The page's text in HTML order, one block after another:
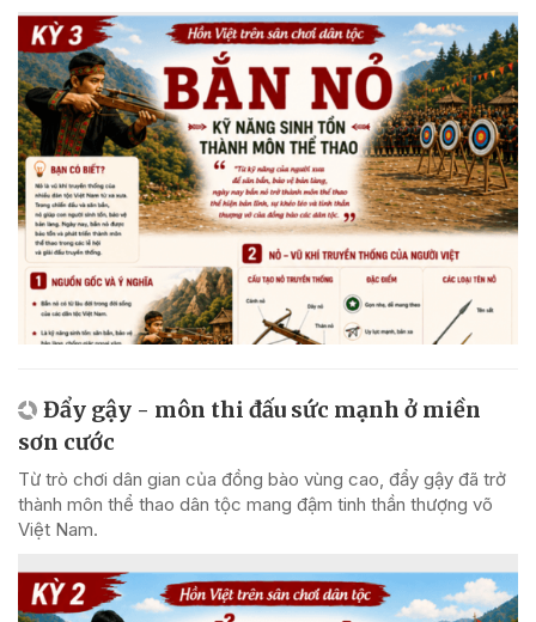
Đẩy gậy - môn thi đấu sức mạnh ở miền
sơn cước
Từ trò chơi dân gian của đồng bào vùng cao, đẩy gậy đã trở
thành môn thể thao dân tộc mang đậm tinh thần thượng võ
Việt Nam.